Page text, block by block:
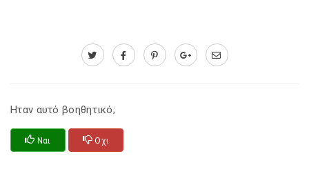
Ηταν αυτό βοηθητικό;
Ναι Οχι